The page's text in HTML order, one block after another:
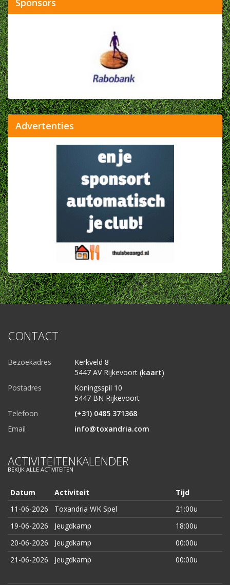
Sponsors
Advertenties
CONTACT
Bezoekadres
Kerkveld 8
5447 AV Rijkevoort (kaart)
Postadres
Koningsspil 10
5447 BN Rijkevoort
Telefoon
(+31) 0485 371368
Email
info@toxandria.com
ACTIVITEITENKALENDER
BEKIJK ALLE ACTIVITEITEN
Datum Activiteit
Tijd
11-06-2026
Toxandria WK Spel
21:00u
19-06-2026
Jeugdkamp
18:00u
20-06-2026
Jeugdkamp
00:00u
21-06-2026
Jeugdkamp 00:00u